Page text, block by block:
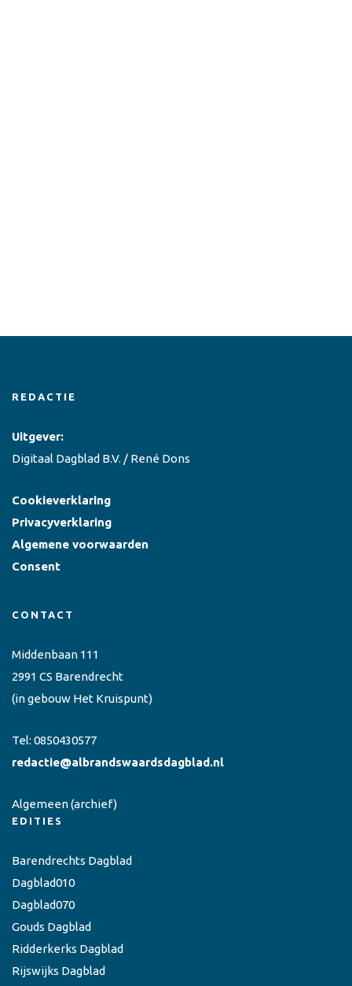
REDACTIE
Uitgever:
Digitaal Dagblad B.V. / René Dons
Cookieverklaring
Privacyverklaring
Algemene voorwaarden
Consent
CONTACT
Middenbaan 111
2991 CS Barendrecht
(in gebouw Het Kruispunt)
Tel: 0850430577
redactie@albrandswaardsdagblad.nl
Algemeen(archief)
EDITIES
Barendrechts Dagblad
Dagblad010
Dagblad070
Gouds Dagblad
Ridderkerks Dagblad
Rijswijks Dagblad